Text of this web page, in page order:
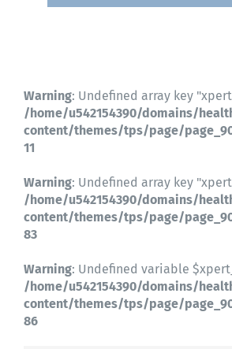
Warning: Undefined array key
/home/u542154390/domains/
content/themes/tps/page/
11
Warning: Undefined array key
/home/u542154390/domains/
content/themes/tps/page/
83
Warning: Undefined variable
/home/u542154390/domains/
content/themes/tps/page/
86